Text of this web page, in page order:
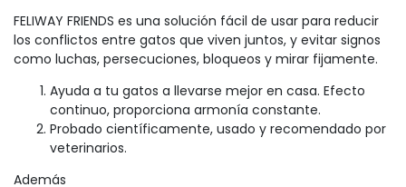
FELIWAY FRIENDS es una solución fácil de usar para reducir
los conflictos entre gatos que viven juntos, y evitar signos
como luchas, persecuciones, bloqueos y mirar fijamente.
Ayuda a tu gatos a llevarse mejor en casa. Efecto
continuo, proporciona armonía constante.
Probado científicamente, usado y recomendado por
veterinarios.
Además